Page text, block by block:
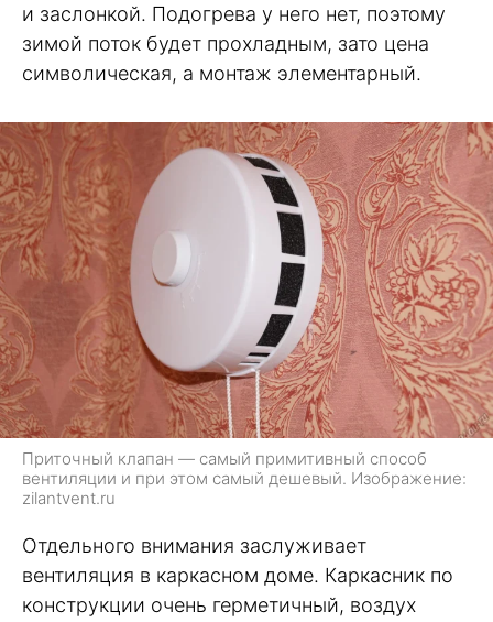
и заслонкой. Подогрева у него нет, поэтому
зимой поток будет прохладным, зато цена
символическая, а монтаж элементарный.
Приточный клапан — самый примитивный способ
вентиляции и при этом самый дешевый. Изображение:
zilantvent.ru
Отдельного внимания заслуживает
вентиляция в каркасном доме. Каркасник по
конструкции очень герметичный, воздух